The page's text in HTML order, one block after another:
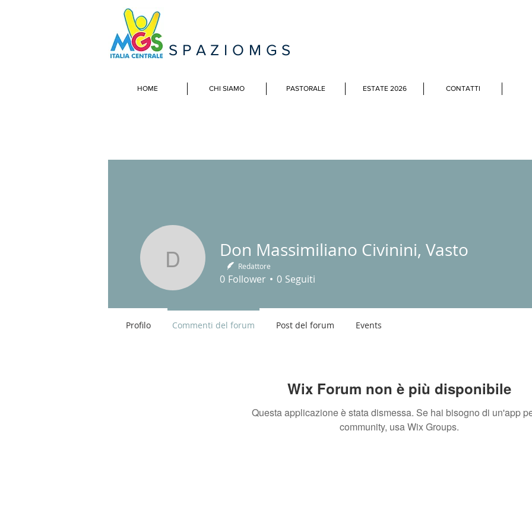
SPAZIOMGS
HOME CHI SIAMO PASTORALE ESTATE 2026 CONTATTI
Wix Forum non è più disponibile
Questa applicazione è stata dismessa. Se hai bisogno di un'app
community, usa Wix Groups.
Don Massimiliano Civinini, Vasto
Don Massimiliano Civinini, Vasto
Redattore
0 Follower 0 Seguiti
Profilo Commenti del forum Post del forum Events